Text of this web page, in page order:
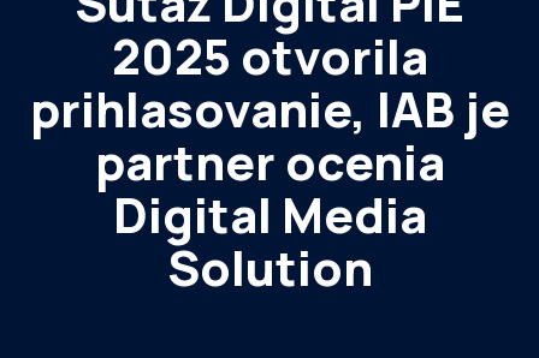
2025 otvorila
prihlasovanie, IAB je
partner ocenia
Digital Media
Solution